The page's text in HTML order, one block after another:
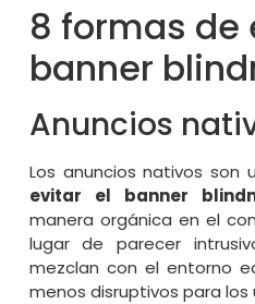
8 formas de
banner
Anuncios
Los anuncios nativos son
evitar el banner
manera orgánica en el
lugar de parecer
mezclan con el entorno
menos disruptivos para los